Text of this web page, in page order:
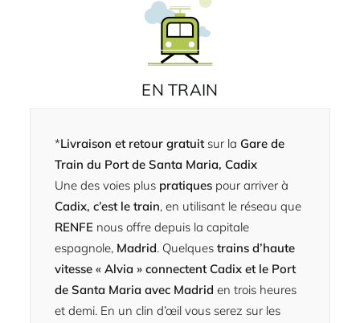
EN TRAIN
*Livraison et retour gratuitsur la Gare de
Train du Port de Santa Maria, Cadix
Une des voies plus pratiquespour arriver à
Cadix, c’est le train, en utilisant le réseau que
RENFEnous offre depuis la capitale
espagnole, Madrid. Quelques trains d’haute
vitesse « Alvia » connectent Cadix et le Port
de Santa Maria avec Madrid en trois heures
et demi. En un clin d’œil vous serez sur les